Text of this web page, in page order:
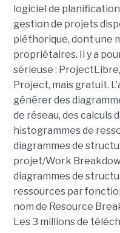
logiciel de
gestion de projets
pléthorique, dont une
propriétaires. Il y a
sérieuse :
Project, mais gratuit.
générer des
de réseau, des calculs
histogrammes de
diagrammes de
projet/Work
diagrammes de
ressources par
nom de Resource
Les 3 millions de